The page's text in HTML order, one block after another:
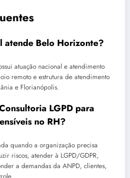
atende Belo Horizonte?
atuação nacional e atendimento
remoto e estrutura de atendimento
e Florianópolis.
LGPD para
no RH?
quando a organização precisa
riscos, atender à LGPD/GDPR,
a demandas da ANPD, clientes,